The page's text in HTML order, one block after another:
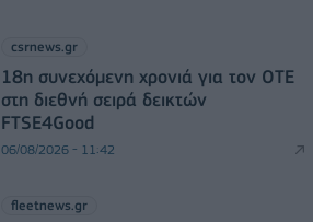
csrnews.gr
18η συνεχόμενη χρονιά για τον ΟΤΕ
στη διεθνή σειρά δεικτών
FTSE4Good
06/08/2026 - 11:42
fleetnews.gr